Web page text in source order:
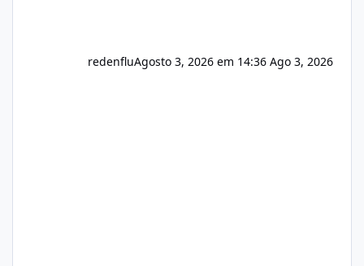
redenfluAgosto 3, 2026 em 14:36 Ago 3, 2026